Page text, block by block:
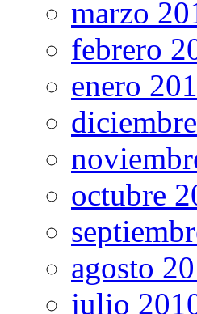
marzo
febrero
enero
octubre
agosto
julio